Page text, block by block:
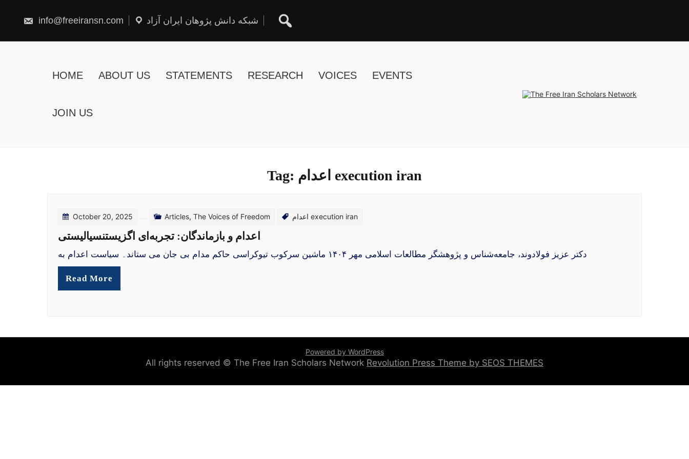
content
info@freeiransn.com شبکه دانش پژوهان ایران آزاد
HOME ABOUT US STATEMENTS RESEARCH VOICES EVENTS
JOIN US
Tag: اعدام execution iran
October 20, 2025 Articles, The Voices of Freedom اعدام execution iran
اعدام و بازماندگان: تجربه‌ای اگزیستنسیالیستی
دکتر عزیز فولادوند، جامعه‌شناس و پژوهشگر مطالعات اسلامی مهر ۱۴۰۴ ماشین سرکوب تیوکراسی حاکم مدام بی جان می‌ ستاند۔ سیاست اعدام به
Read More
Powered by WordPress
All rights reserved © The Free Iran Scholars Network Revolution Press Theme by SEOS THEMES